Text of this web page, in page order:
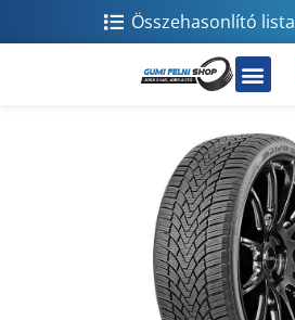
Összehasonlító lista